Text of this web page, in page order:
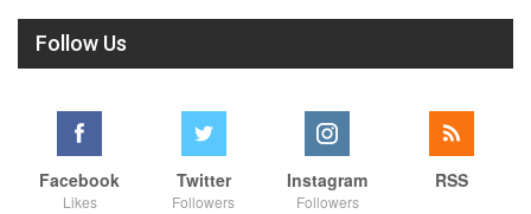
Follow Us
Facebook
Likes
Twitter
Followers
Instagram
Followers
RSS